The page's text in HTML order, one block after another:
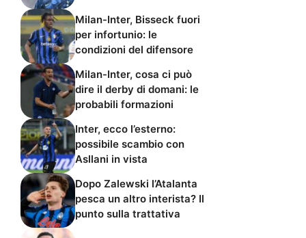
Milan-Inter, Bisseck fuori
per infortunio: le
condizioni del difensore
Milan-Inter, cosa ci può
dire il derby di domani: le
probabili formazioni
Inter, ecco l’esterno:
possibile scambio con
Asllani in vista
Dopo Zalewski l’Atalanta
pesca un altro interista? Il
punto sulla trattativa